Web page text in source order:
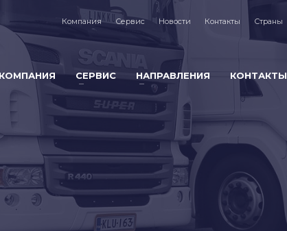
Компания Сервис Новости Контакты Страны
КОМПАНИЯ СЕРВИС НАПРАВЛЕНИЯ КОНТАКТЫ